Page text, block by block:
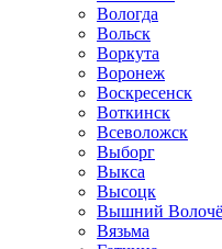
Вологда
Вольск
Воркута
Воронеж
Воскресенск
Воткинск
Всеволожск
Выборг
Выкса
Высоцк
Вышний
Вязьма